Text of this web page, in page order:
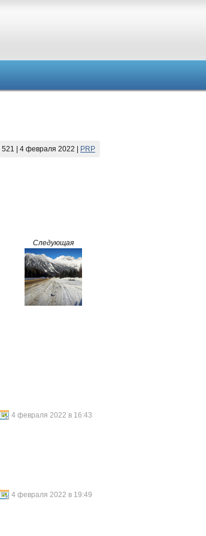
521 | 4 февраля 2022 | PRP
Следующая
4 февраля 2022 в 16:43
4 февраля 2022 в 19:49